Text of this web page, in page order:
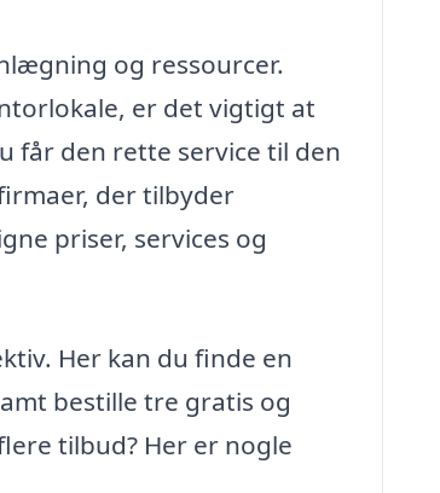
og ressourcer.
er det vigtigt at
får den rette service til den
der tilbyder
priser, services og
Her kan du finde en
bestille tre gratis og
tilbud? Her er nogle